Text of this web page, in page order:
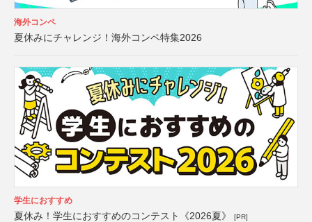
海外コンペ
夏休みにチャレンジ！海外コンペ特集2026
学生におすすめ
夏休み！学生におすすめのコンテスト《2026夏》 [PR]